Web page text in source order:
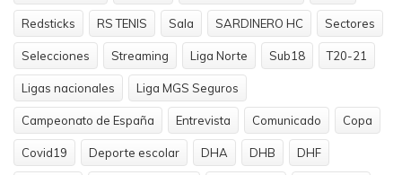
Redsticks RS TENIS Sala SARDINERO HC Sectores
Selecciones Streaming Liga Norte Sub18 T20-21
Ligas nacionales Liga MGS Seguros
Campeonato de España Entrevista Comunicado Copa
Covid19 Deporte escolar DHA DHB DHF